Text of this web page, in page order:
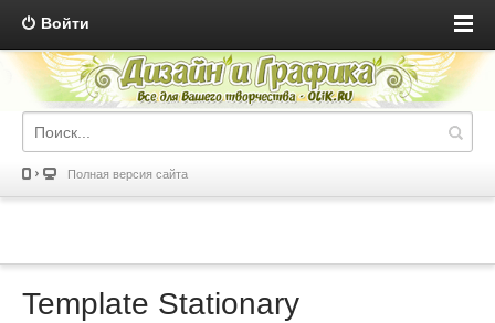
Войти
Полная версия сайта
Template Stationary